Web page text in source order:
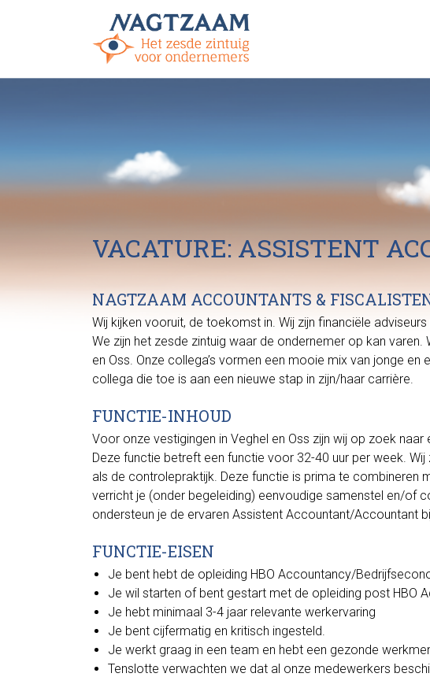
VACATURE: ASSISTENT
NAGTZAAM ACCOUNTANTS &
Wij kijken vooruit, de toekomst in. Wij zijn financiële
We zijn het zesde zintuig waar de ondernemer op kan varen.
en Oss. Onze collega’s vormen een mooie mix van jonge en
collega die toe is aan een nieuwe stap in zijn/haar carrière.
FUNCTIE-INHOUD
Voor onze vestigingen in Veghel en Oss zijn wij op zoek
Deze functie betreft een functie voor 32-40 uur per week.
als de controlepraktijk. Deze functie is prima te combineren
verricht je (onder begeleiding) eenvoudige samenstel en/of
ondersteun je de ervaren Assistent Accountant/Accountant
FUNCTIE-EISEN
Je bent hebt de opleiding HBO Accountancy/
Je wil starten of bent gestart met de opleiding post HBO
Je hebt minimaal 3-4 jaar relevante werkervaring
Je bent cijfermatig en kritisch ingesteld.
Je werkt graag in een team en hebt een gezonde
Tenslotte verwachten we dat al onze medewerkers